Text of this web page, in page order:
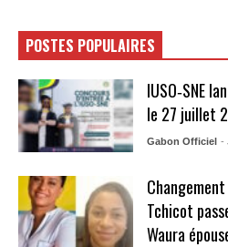
POSTES POPULAIRES
IUSO‑SNE
le 27 juillet
Gabon Officiel -
Tchicot
Waura